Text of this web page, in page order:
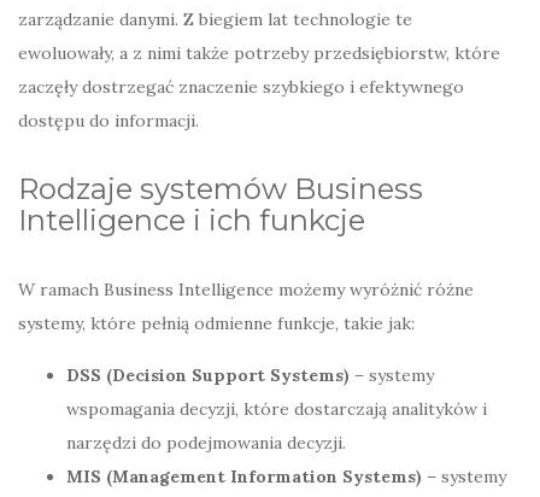
zarządzanie danymi. Z biegiem lat technologie te
ewoluowały, a z nimi także potrzeby przedsiębiorstw, które
zaczęły dostrzegać znaczenie szybkiego i efektywnego
dostępu do informacji.
Rodzaje systemów Business
Intelligence i ich funkcje
W ramach Business Intelligence możemy wyróżnić różne
systemy, które pełnią odmienne funkcje, takie jak:
DSS (Decision Support Systems) – systemy
wspomagania decyzji, które dostarczają analityków i
narzędzi do podejmowania decyzji.
MIS (Management Information Systems) – systemy